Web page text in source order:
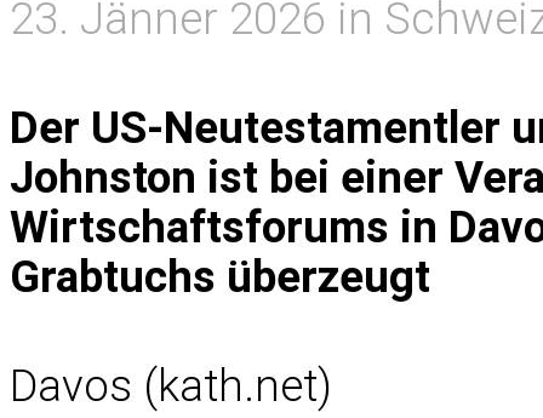
23. Jänner 2026 in
Der US-Neutestamentler
Johnston ist bei einer
Wirtschaftsforums in
Grabtuchs überzeugt
Davos (kath.net)